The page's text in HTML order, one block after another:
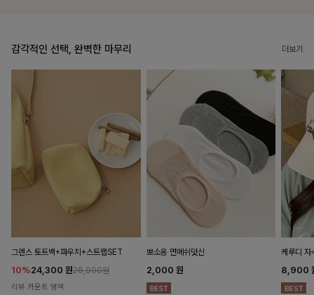
감각적인 선택, 완벽한 마무리 더보기
그렌스 토트백+파우치+스트랩SET
10%24,300 원26,900원
리뷰 카운트 영역
뽀소옹 면메쉬덧신
2,000 원
케루디 자
8,900